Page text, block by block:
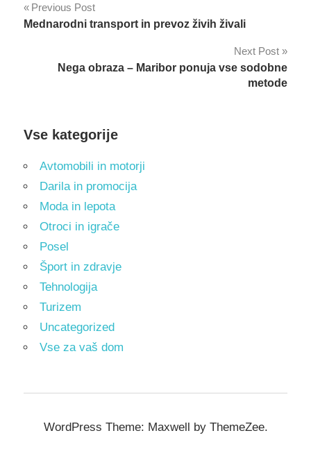
Post
Previous Post
Mednarodni transport in prevoz živih živali
Next Post
Nega obraza – Maribor ponuja vse sodobne
metode
Vse kategorije
Avtomobili in motorji
Darila in promocija
Moda in lepota
Otroci in igrače
Posel
Šport in zdravje
Tehnologija
Turizem
Uncategorized
Vse za vaš dom
WordPress Theme: Maxwell by ThemeZee.